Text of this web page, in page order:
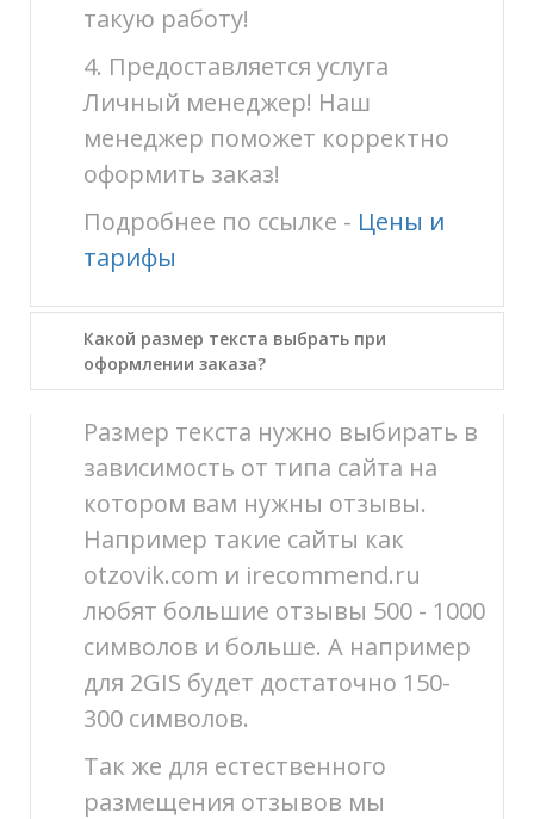
такую работу!
4. Предоставляется услуга
Личный менеджер! Наш
менеджер поможет корректно
оформить заказ!
Подробнее по ссылке - Цены и
тарифы
Какой размер текста выбрать при
оформлении заказа?
Размер текста нужно выбирать в
зависимость от типа сайта на
котором вам нужны отзывы.
Например такие сайты как
otzovik.com и irecommend.ru
любят большие отзывы 500 - 1000
символов и больше. А например
для 2GIS будет достаточно 150-
300 символов.
Так же для естественного
размещения отзывов мы